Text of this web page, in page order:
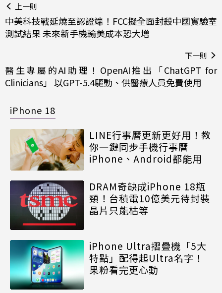
上一則
中美科技戰延燒至認證端！FCC擬全面封殺中國實驗室
測試結果 未來新手機輸美成本恐大增
下一則
醫生專屬的AI助理！OpenAI推出「ChatGPT for
Clinicians」 以GPT-5.4驅動、供醫療人員免費使用
iPhone 18
LINE行事曆更新更好用！教
你一鍵同步手機行事曆
iPhone、Android都能用
DRAM奇缺成iPhone 18瓶
頸！台積電10億美元待封裝
晶片只能枯等
iPhone Ultra摺疊機「5大
特點」配得起Ultra名字！
果粉看完更心動